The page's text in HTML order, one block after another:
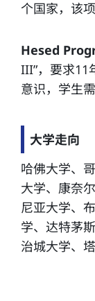
个国家，该
Hesed
III”，要求11
意识，学生
大学走向
哈佛大学、
大学、康奈
尼亚大学、
学、达特茅
治城大学、